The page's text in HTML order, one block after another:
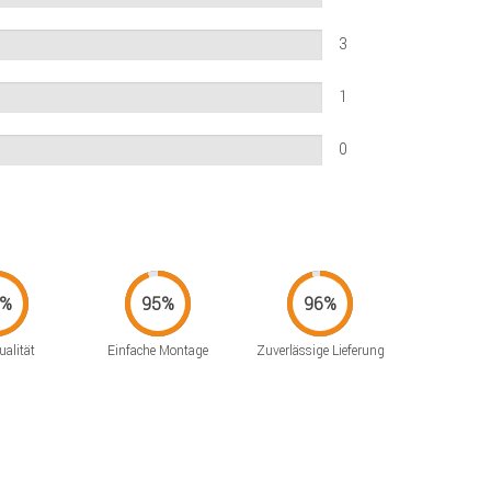
3
1
0
Einfache Montage Zuverlässige Lieferung